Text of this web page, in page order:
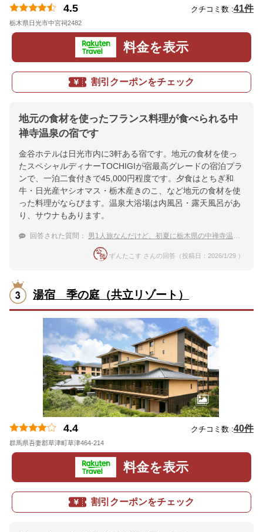
4.5 クチコミ数 :41件
栃木県日光市中宮祠2482
料金を表示
割引クーポンをチェック
地元の食材を使ったフランス料理が食べられる中
禅寺温泉の宿です
金谷ホテルは日光市内に3軒ある宿です。地元の食材を使っ
たスペシャルディナーTOCHIGIが宿最高グレードの宿泊プラ
ンで、一泊二食付きで45,000円程度です。夕食はとちぎ和
牛・日光産ヤシオマス・栃木産きのこ、など地元の食材を使
った料理がならびます。温泉大浴場は内風呂・露天風呂があ
り、サウナもあります。
回答された質問： 男1人旅なんだけど、初夏に栃木県の中禅寺温泉で高い
ずんたこす さんの回答（投稿日：2026/1/29 ）
湯宿 季の庭（共立リゾート）
4.4 クチコミ数 :40件
群馬県吾妻郡草津町草津464-214
料金を表示
割引クーポンをチェック